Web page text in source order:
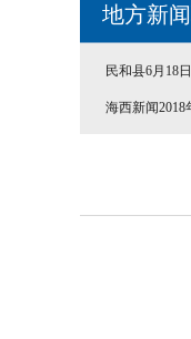
地方新
民和县6月18日
海西新闻2018